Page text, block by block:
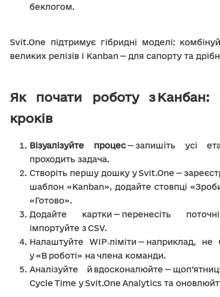
беклогом.
Svit.One підтримує гібридні моделі:
великих релізів і Kanban — для сапорту та
Як почати роботу з Канбан:
кроків
Візуалізуйте процес — запишіть усі
проходить задача.
Створіть першу дошку у Svit.One —
шаблон «Kanban», додайте стовпці
«Готово».
Додайте картки — перенесіть
імпортуйте з CSV.
Налаштуйте WIP‑ліміти — наприклад, не
у «В роботі» на члена команди.
Аналізуйте й вдосконалюйте —
Cycle Time у Svit.One Analytics та